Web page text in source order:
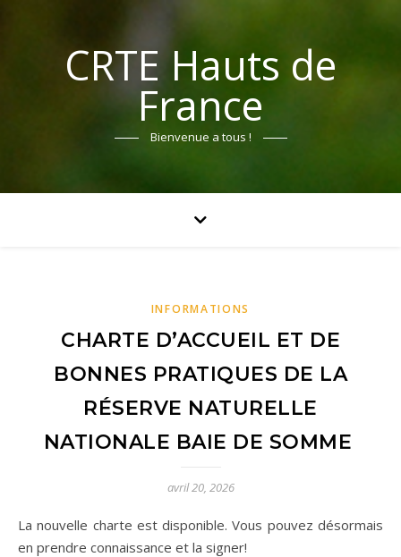
CRTE Hauts de
France
Bienvenue a tous !
INFORMATIONS
CHARTE D’ACCUEIL ET DE
BONNES PRATIQUES DE LA
RÉSERVE NATURELLE
NATIONALE BAIE DE SOMME
avril 20, 2026
La nouvelle charte est disponible. Vous pouvez désormais
en prendre connaissance et la signer!